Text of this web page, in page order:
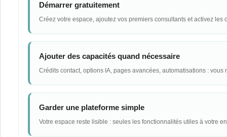
Démarrer gratuitement
Créez votre espace, ajoutez vos premiers consultants et activez les
Ajouter des capacités quand nécessaire
Crédits contact, options IA, pages avancées, automatisations : vous
Garder une plateforme simple
Votre espace reste lisible : seules les fonctionnalités utiles à votre